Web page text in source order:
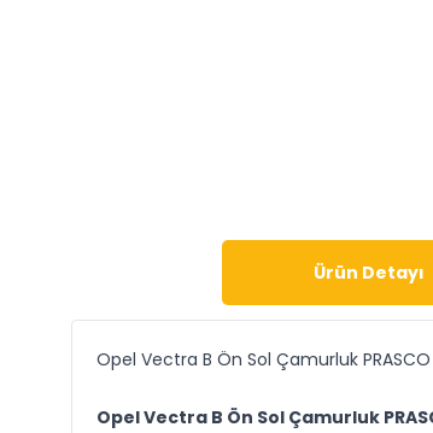
Ürün Detayı
Opel Vectra B Ön Sol Çamurluk
Opel Vectra B Ön Sol Çamurluk